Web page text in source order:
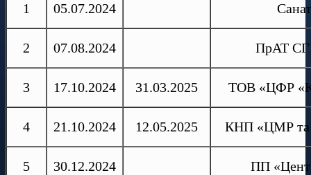
1 05.07.2024
2 07.08.2024 ПрАТ
3 17.10.2024 31.03.2025 ТОВ «ЦФР
4 21.10.2024 12.05.2025 КНП «ЦМР та
5 30.12.2024 ПП